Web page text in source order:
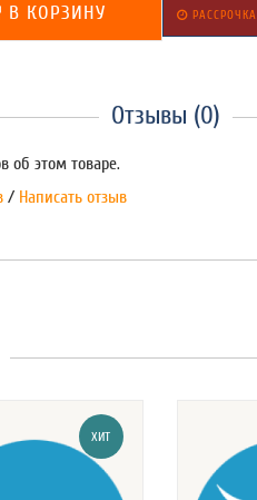
В КОРЗИНУ РАССРОЧКА
Отзывы (0)
об этом товаре.
/ Написать отзыв
ХИТ